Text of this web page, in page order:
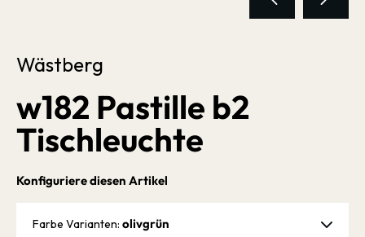
Wästberg
w182 Pastille b2
Tischleuchte
Konfiguriere diesen Artikel
Farbe Varianten: olivgrün